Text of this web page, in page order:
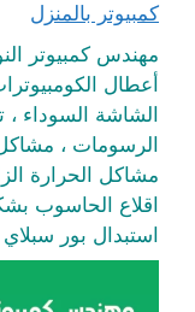
كمبيوتر بالمنزل
مهندس كمبيوتر
أعطال
الشاشة السوداء
الرسومات ، مشاكل
مشاكل الحرارة
اقلاع الحاسوب
استبدال بور